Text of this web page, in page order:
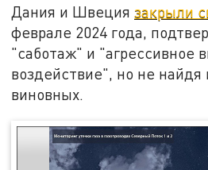
Дания и Швециязакрыли
феврале 2024 года,
"саботаж" и "агрессивное
воздействие", но не найдя
виновных.